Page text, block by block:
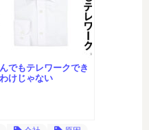
でもテレワークでき
けじゃない